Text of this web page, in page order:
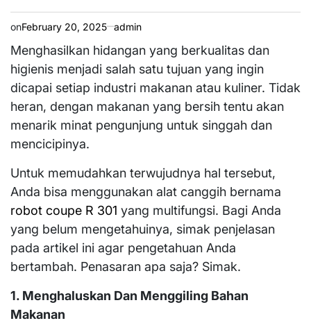
onFebruary 20, 2025 admin
Menghasilkan hidangan yang berkualitas dan
higienis menjadi salah satu tujuan yang ingin
dicapai setiap industri makanan atau kuliner. Tidak
heran, dengan makanan yang bersih tentu akan
menarik minat pengunjung untuk singgah dan
mencicipinya.
Untuk memudahkan terwujudnya hal tersebut,
Anda bisa menggunakan alat canggih bernama
robot coupe R 301 yang multifungsi. Bagi Anda
yang belum mengetahuinya, simak penjelasan
pada artikel ini agar pengetahuan Anda
bertambah. Penasaran apa saja? Simak.
1. Menghaluskan Dan Menggiling Bahan
Makanan